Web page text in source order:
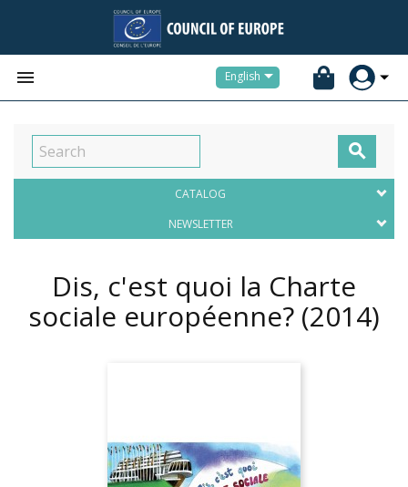
 English

CATALOG
NEWSLETTER
Dis, c'est quoi la Charte
sociale européenne? (2014)